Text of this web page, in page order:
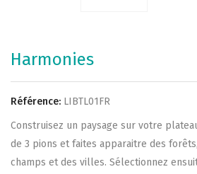
Harmonies
Référence: LIBTL01FR
Construisez un paysage sur votre
de 3 pions et faites apparaitre des
champs et des villes. Sélectionnez